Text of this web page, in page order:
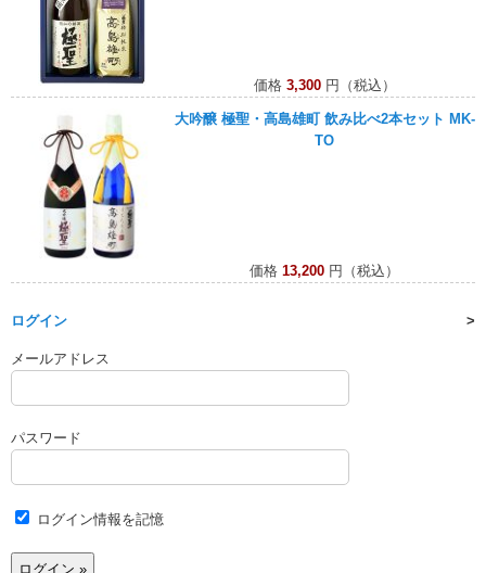
価格 3,300円（税込）
大吟醸 極聖・高島雄町 飲み比べ2本セット MK-
TO
価格 13,200 円（税込）
ログイン
メールアドレス
パスワード
ログイン情報を記憶